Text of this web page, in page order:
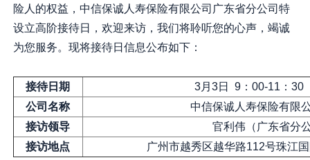
险人的权益，中信保诚人寿保险有限公司广东省分公司特
设立高阶接待日，欢迎来访，我们将聆听您的心声，竭诚
为您服务。现将接待日信息公布如下：
接待日期
3月3日 9：00-11：30
公司名称
中信保诚人寿保险有限
接访领导
官利伟（广东省分
接访地点
广州市越秀区越华路112号珠江